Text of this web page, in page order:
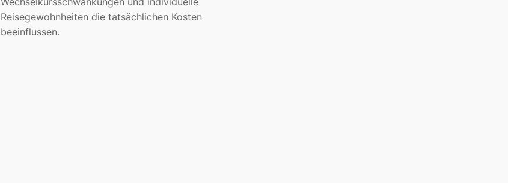
Reisegewohnheiten die tatsächlichen Kosten
beeinflussen.